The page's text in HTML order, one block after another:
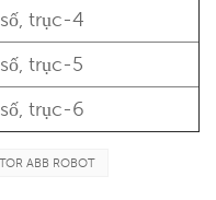
trục-4
trục-5
trục-6
ABB ROBOT